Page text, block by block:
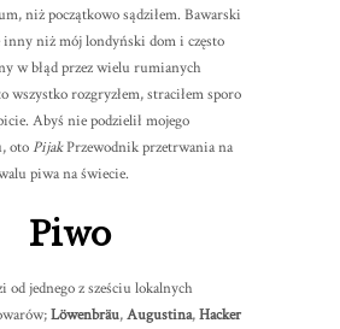
niż początkowo sądziłem. Bawarski
inny niż mój londyński dom i często
w błąd przez wielu rumianych
wszystko rozgryzłem, straciłem sporo
Abyś nie podzielił mojego
otoPijakPrzewodnik przetrwania na
piwa na świecie.
Piwo
od jednego z sześciu lokalnych
Löwenbräu,Augustina,Hacker